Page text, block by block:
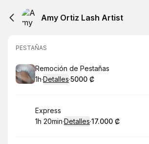
Amy Ortiz Lash Artist
PESTAÑAS
Reservar
Remoción de Pestañas
.Duración:
1h·Detalles·
.Precio
5000 ₡
Reservar
Express
.Duración:
1h 20min·Detalles·
.Precio
17.000 ₡